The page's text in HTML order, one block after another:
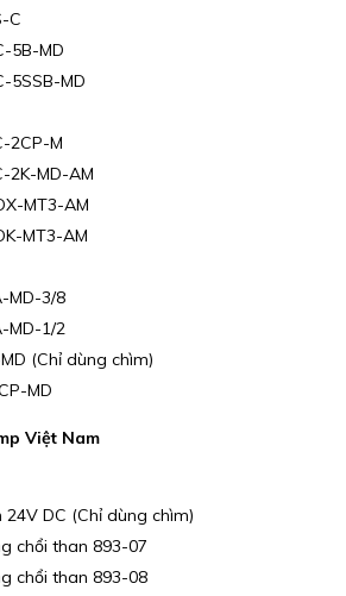
C
5B-MD
5SSB-MD
2CP-M
2K-MD-AM
MT3-AM
MT3-AM
MD-3/8
MD-1/2
(Chỉ dùng chìm)
MD
Việt Nam
DC (Chỉ dùng chìm)
chổi than 893-07
chổi than 893-08